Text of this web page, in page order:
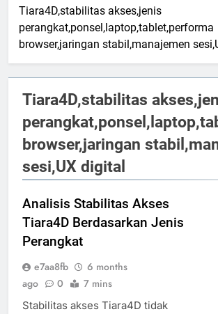
Tiara4D,stabilitas akses,jenis
perangkat,ponsel,laptop,tablet,performa
browser,jaringan stabil,manajemen
Tiara4D,stabilitas
browser,jaringan
sesi,UX digital
Analisis Stabilitas Akses
Tiara4D Berdasarkan Jenis
Perangkat
e7aa8fb
6 months
ago
0 7 mins
Stabilitas akses Tiara4D tidak